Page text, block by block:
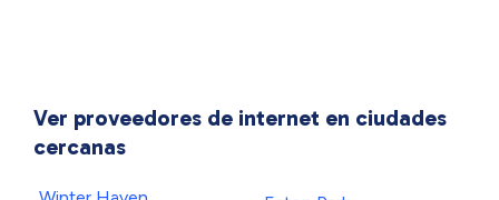
Ver proveedores de internet en ciudades
cercanas